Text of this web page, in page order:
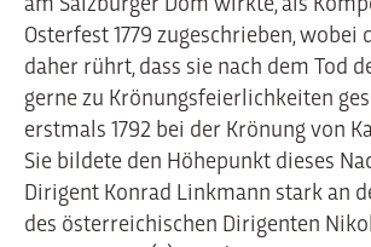
Osterfest 1779 zugeschrieben, wobei
daher rührt, dass sie nach dem Tod
gerne zu Krönungsfeierlichkeiten
erstmals 1792 bei der Krönung von
Sie bildete den Höhepunkt dieses
Dirigent Konrad Linkmann stark an
des österreichischen Dirigenten